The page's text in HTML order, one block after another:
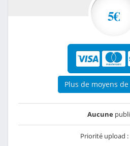
5€
Plus de moyens
Aucune
Priorité upload :